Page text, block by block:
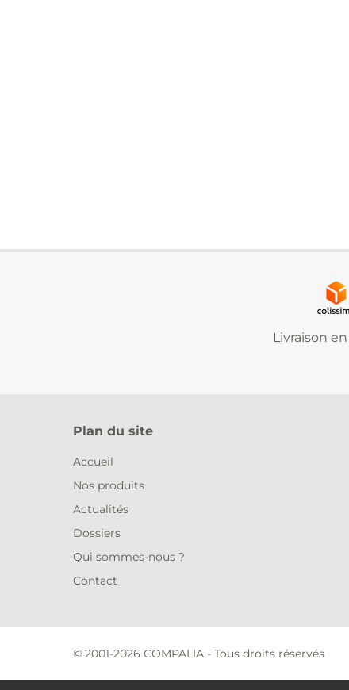
Livraison
Plan du site
Accueil
Nos produits
Actualités
Dossiers
Qui sommes-nous ?
Contact
© 2001-2026 COMPALIA - Tous droits réservés